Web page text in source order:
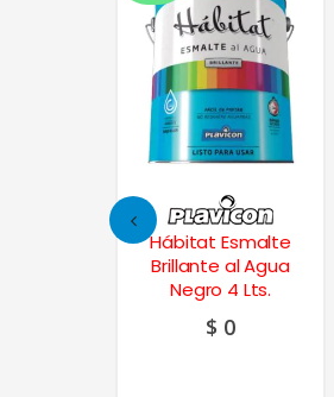
Hábitat Esmalte
Brillante al Agua
Negro 4 Lts.
$ 0